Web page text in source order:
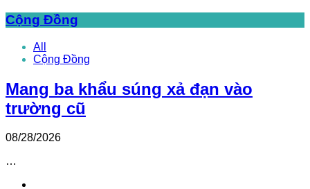
Cộng Đồng
All
Cộng Đồng
Mang ba khẩu súng xả đạn vào
trường cũ
08/28/2026
…